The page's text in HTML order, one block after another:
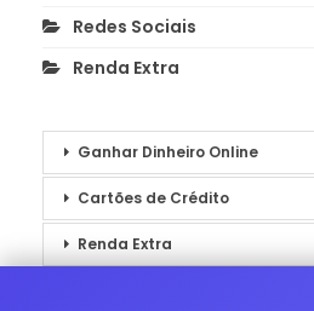
Redes Sociais
Renda Extra
Ganhar Dinheiro Online
Cartões de Crédito
Renda Extra